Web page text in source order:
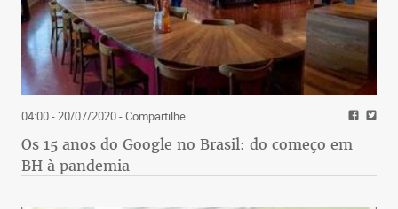
04:00 - 20/07/2020- Compartilhe
Os 15 anos do Google no Brasil: do começo em
BH à pandemia